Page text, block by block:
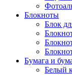
Блокноты
Блок
Бумага и
Белый